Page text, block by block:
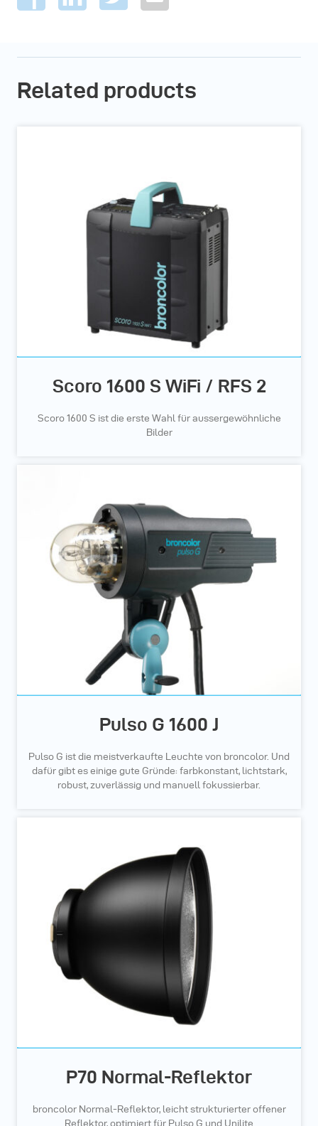
Related products
Scoro 1600 S WiFi / RFS 2
Scoro 1600 S ist die erste Wahl für aussergewöhnliche
Bilder
Pulso G 1600 J
Pulso G ist die meistverkaufte Leuchte von broncolor. Und
dafür gibt es einige gute Gründe: farbkonstant, lichtstark,
robust, zuverlässig und manuell fokussierbar.
P70 Normal-Reflektor
broncolor Normal-Reflektor, leicht strukturierter offener
Reflektor, optimiert für Pulso G und Unilite